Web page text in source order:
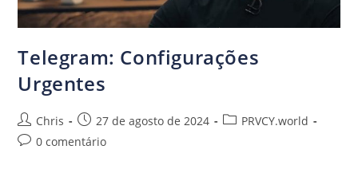
Telegram: Configurações
Urgentes
Chris 27 de agosto de 2024
PRVCY.world
0 comentário